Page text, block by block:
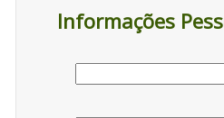
Informações